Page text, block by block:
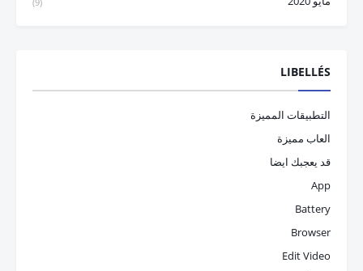
LIBELLÉS
التطبيقات المميزة
العاب مميزة
قد يعجبك ايضا
App
Battery
Browser
Edit Video